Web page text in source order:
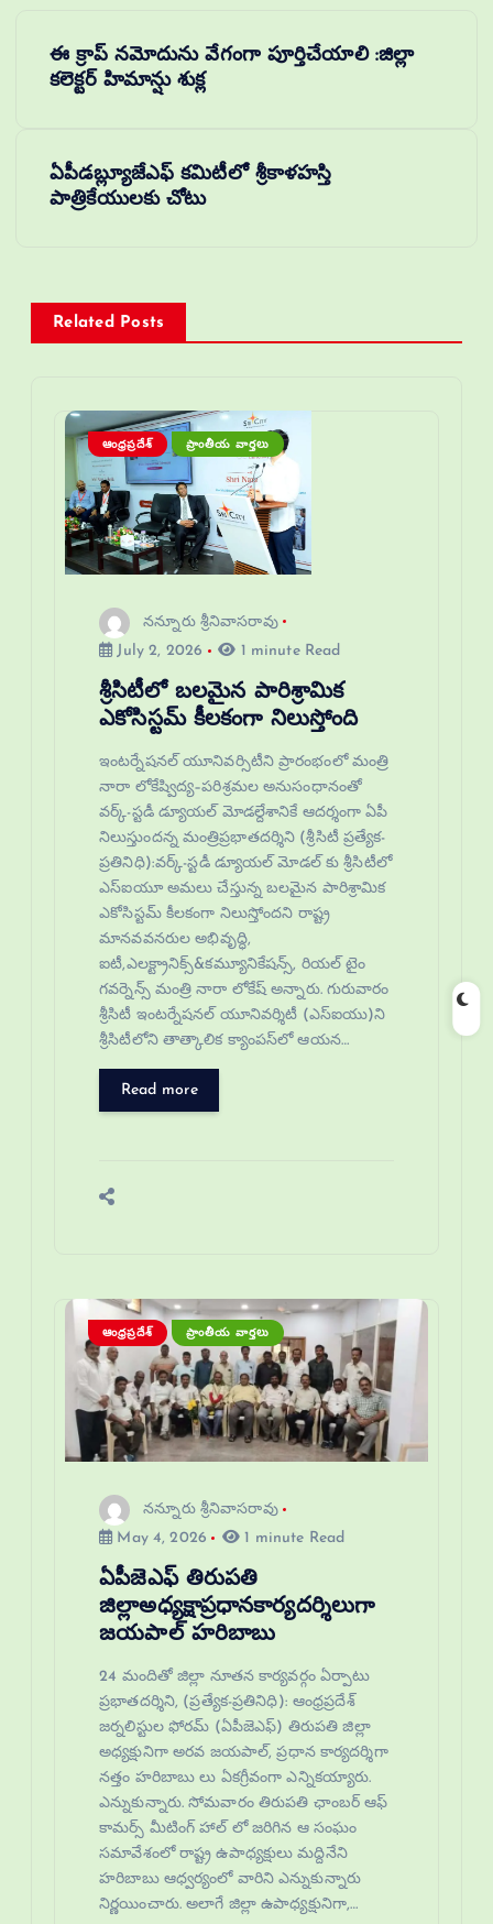
ఈ క్రాప్ నమోదును వేగంగా పూర్తిచేయాలి :జిల్లా
కలెక్టర్ హిమాన్షు శుక్ల
ఏపీడబ్ల్యూజేఎఫ్ కమిటీలో శ్రీకాళహస్తి
పాత్రికేయులకు చోటు
Related Posts
ఆంధ్రప్రదేశ్ ప్రాంతీయ వార్తలు
నన్నూరు శ్రీనివాసరావు
July 2, 2026
1 minute Read
శ్రీసిటీలో బలమైన పారిశ్రామిక
ఎకోసిస్టమ్ కీలకంగా నిలుస్తోంది
ఇంటర్నేషనల్ యూనివర్సిటీని ప్రారంభంలో మంత్రి
నారా లోకేష్విద్య–పరిశ్రమల అనుసంధానంతో
వర్క్-స్టడీ డ్యూయల్ మోడల్దేశానికే ఆదర్శంగా ఏపీ
నిలుస్తుందన్న మంత్రిప్రభాతదర్శిని (శ్రీసిటీ ప్రత్యేక-
ప్రతినిధి):వర్క్-స్టడీ డ్యూయల్ మోడల్ కు శ్రీసిటీలో
ఎస్‌ఐయూ అమలు చేస్తున్న బలమైన పారిశ్రామిక
ఎకోసిస్టమ్ కీలకంగా నిలుస్తోందని రాష్ట్ర
మానవవనరుల అభివృద్ధి,
ఐటీ,ఎలక్ట్రానిక్స్&కమ్యూనికేషన్స్, రియల్ టైం
గవర్నెన్స్ మంత్రి నారా లోకేష్ అన్నారు. గురువారం
శ్రీసిటీ ఇంటర్నేషనల్ యూనివర్శిటీ (ఎస్ఐయు)ని
శ్రీసిటీలోని తాత్కాలిక క్యాంపస్‌లో ఆయన…
Read more
ఆంధ్రప్రదేశ్ ప్రాంతీయ వార్తలు
నన్నూరు శ్రీనివాసరావు
May 4, 2026
1 minute Read
ఏపీజెఎఫ్ తిరుపతి
జిల్లాఅధ్యక్షాప్రధానకార్యదర్శిలుగా
జయపాల్ హరిబాబు
24 మందితో జిల్లా నూతన కార్యవర్గం ఏర్పాటు
ప్రభాతదర్శిని, (ప్రత్యేక-ప్రతినిధి): ఆంధ్రప్రదేశ్
జర్నలిస్టుల ఫోరమ్ (ఏపీజెఎఫ్) తిరుపతి జిల్లా
అధ్యక్షునిగా అరవ జయపాల్, ప్రధాన కార్యదర్శిగా
నత్తం హరిబాబు లు ఏకగ్రీవంగా ఎన్నికయ్యారు.
ఎన్నుకున్నారు. సోమవారం తిరుపతి ఛాంబర్ ఆఫ్
కామర్స్ మీటింగ్ హాల్ లో జరిగిన ఆ సంఘం
సమావేశంలో రాష్ట్ర ఉపాధ్యక్షులు మద్దినేని
హరిబాబు ఆధ్వర్యంలో వారిని ఎన్నుకున్నారు
నిర్ణయించారు. అలాగే జిల్లా ఉపాధ్యక్షునిగా,…